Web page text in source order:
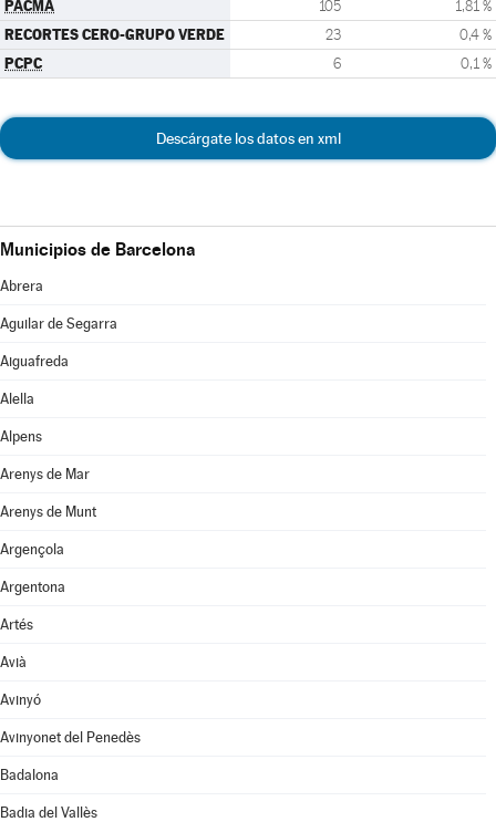
PACMA 105 1,81 %
RECORTES CERO-GRUPO VERDE 23 0,4 %
PCPC 6 0,1 %
Descárgate los datos en xml
Municipios de Barcelona
Abrera
Aguilar de Segarra
Aiguafreda
Alella
Alpens
Arenys de Mar
Arenys de Munt
Argençola
Argentona
Artés
Avià
Avinyó
Avinyonet del Penedès
Badalona
Badia del Vallès